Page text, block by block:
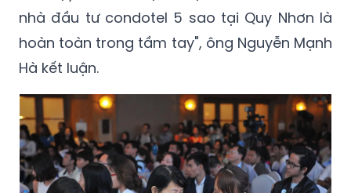
nhà đầu tư condotel 5 sao tại Quy Nhơn là
hoàn toàn trong tầm tay", ông Nguyễn Mạnh
Hà kết luận.